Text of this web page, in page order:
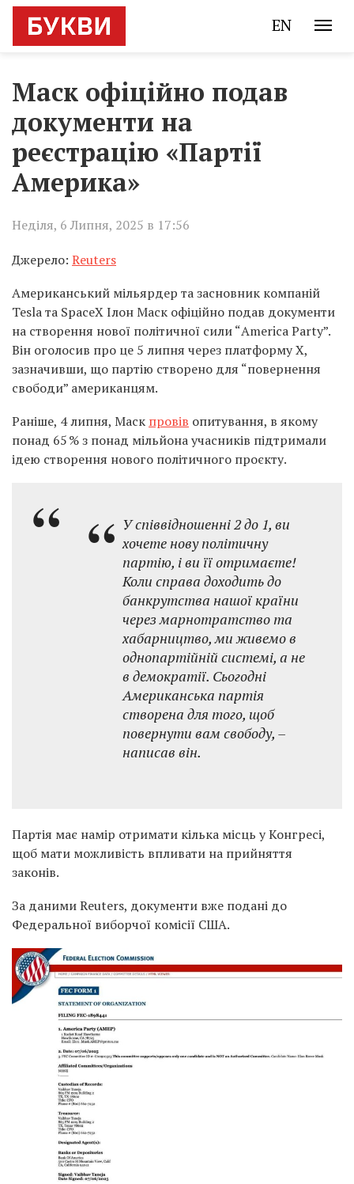
EN
Маск офіційно подав
документи на
реєстрацію «Партії
Америка»
Неділя, 6 Липня, 2025 в 17:56
Джерело: Reuters
Американський мільярдер та засновник компаній
Tesla та SpaceX Ілон Маск офіційно подав документи
на створення нової політичної сили “America Party”.
Він оголосив про це 5 липня через платформу X,
зазначивши, що партію створено для “повернення
свободи” американцям.
Раніше, 4 липня, Маск провів опитування, в якому
понад 65 % з понад мільйона учасників підтримали
ідею створення нового політичного проєкту.
У співвідношенні 2 до 1, ви
хочете нову політичну
партію, і ви її отримаєте!
Коли справа доходить до
банкрутства нашої країни
через марнотратство та
хабарництво, ми живемо в
однопартійній системі, а не
в демократії. Сьогодні
Американська партія
створена для того, щоб
повернути вам свободу, –
написав він.
Партія має намір отримати кілька місць у Конгресі,
щоб мати можливість впливати на прийняття
законів.
За даними Reuters, документи вже подані до
Федеральної виборчої комісії США.